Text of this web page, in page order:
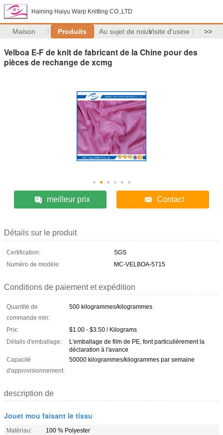
Haining Haiyu Warp Knitting CO.,LTD
Maison Produits Au sujet de nousVisite d'usine >>
Velboa E-F de knit de fabricant de la Chine pour des
pièces de rechange de xcmg
meilleur prix Contact
Détails sur le produit
Certification:
SGS
Numéro de modèle:
MC-VELBOA-5715
Conditions de paiement et expédition
Quantité de
commande min:
500 kilogrammes/kilogrammes
Prix:
$1.00 - $3.50 / Kilograms
Détails d'emballage:
L'emballage de film de PE, font particulièrement la
déclaration à l'avance
Capacité
d'approvisionnement:
50000 kilogrammes/kilogrammes par semaine
description de
Jouet mou faisant le tissu
Matériau:
100 % Polyester